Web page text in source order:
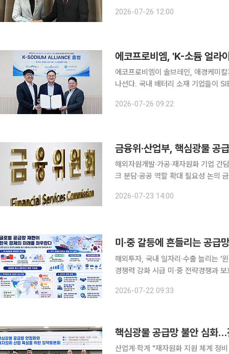
양 지역 11개국의 금융감독기구와 중
2026-07-26 12:00
에코프로비엠, 'K-소듐 얼라
에코프로비엠이 솔브레인, 애경케미
나선다. 국내 배터리 소재 기업들이
브레인, 애경케미칼과 지난 22일 충
2026-07-26 09:22
금융위·산업부, 핵심광물 공
해외자원개발·가공·재자원화 기업
크 분담·공공 역할 확대 필요성 논의 금융당국과 산업당국이 핵심광물 공급망 안정화를 위해 해외자
업 원료 확보가 경제안보 과제로 떠오
2026-07-23 14:00
미·중 갈등에 흔들리는 공
해외투자, 국내 일자리·수출 늘리는 '
경쟁력 강화 시급 미·중 전략경쟁과 보호무역 확산으로 글로벌 공급망 재편이 가속화되는 가운데 한
산기지 이전을 단순한 '탈한국'이 아니
2026-07-22 09:33
핵심광물 공급망 불안 심화
산업계·학계 "재자원화 지원 체계 정